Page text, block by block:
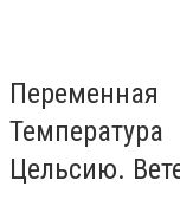
Переменная
Цельсию.